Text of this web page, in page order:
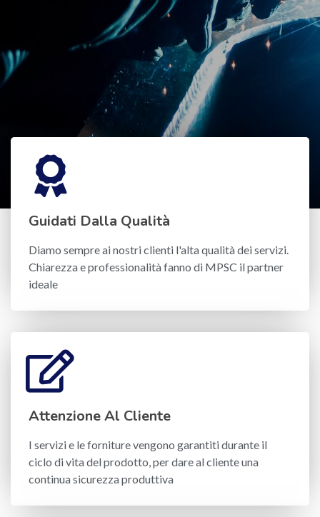
Guidati Dalla Qualità
Diamo sempre ai nostri clienti l'alta qualità dei servizi.
Chiarezza e professionalità fanno di MPSC il partner
ideale
Attenzione Al Cliente
I servizi e le forniture vengono garantiti durante il
ciclo di vita del prodotto, per dare al cliente una
continua sicurezza produttiva